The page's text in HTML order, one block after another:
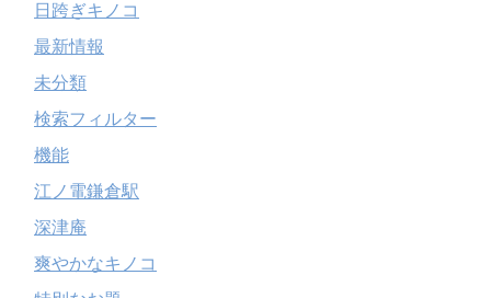
日跨ぎキノコ
最新情報
未分類
検索フィルター
機能
江ノ電鎌倉駅
深津庵
爽やかなキノコ